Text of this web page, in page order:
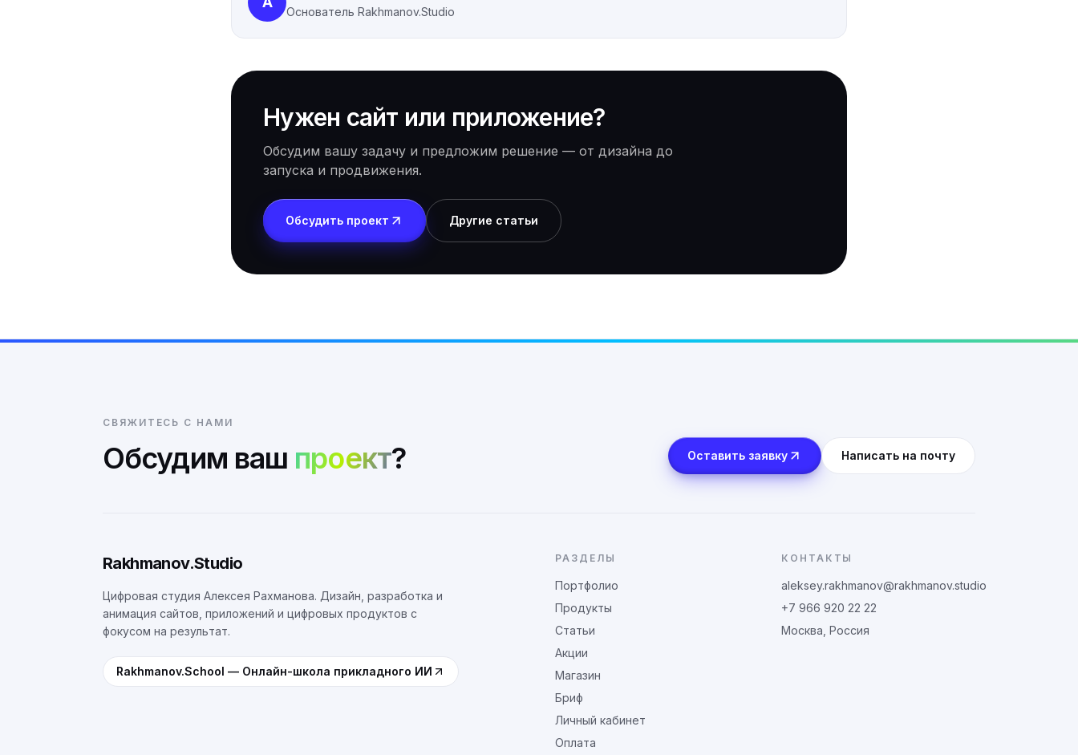
Основатель Rakhmanov.Studio
Нужен сайт или приложение?
Обсудим вашу задачу и предложим решение — от дизайна до
запуска и продвижения.
Обсудить проект Другие статьи
СВЯЖИТЕСЬ С НАМИ
Обсудим ваш проект? Оставить заявку Написать на почту
Rakhmanov.Studio
Цифровая студия Алексея Рахманова. Дизайн, разработка и
анимация сайтов, приложений и цифровых продуктов с
фокусом на результат.
Rakhmanov.School — Онлайн-школа прикладного ИИ
РАЗДЕЛЫ
Портфолио
Продукты
Статьи
Акции
Магазин
Бриф
Личный кабинет
Оплата
КОНТАКТЫ
aleksey.rakhmanov@rakhmanov.studio
+7 966 920 22 22
Москва, Россия